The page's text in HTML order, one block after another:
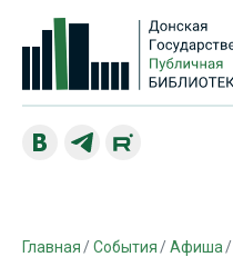
Главная События Афиша